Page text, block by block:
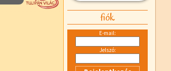
fiók
E-mail:
Jelszó: